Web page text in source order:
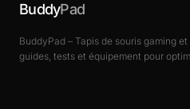
BuddyPad
BuddyPad – Tapis de souris gaming
guides, tests et équipement pour